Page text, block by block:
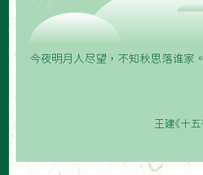
今夜明月人尽望，不知秋思落谁家。
王建《十